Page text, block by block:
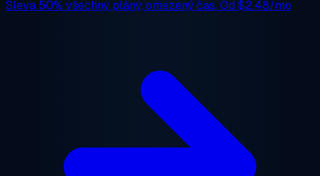
Sleva 50% všechny plány, omezený čas. Od $2.48/mo